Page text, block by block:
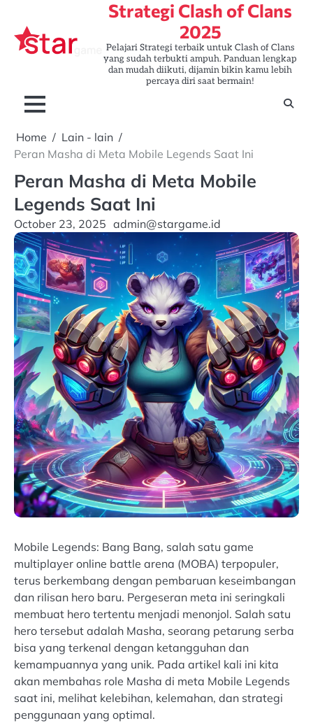
content
Strategi Clash of Clans
2025
Pelajari Strategi terbaik untuk Clash of Clans
yang sudah terbukti ampuh. Panduan lengkap
dan mudah diikuti, dijamin bikin kamu lebih
percaya diri saat bermain!
Home
Lain - lain
Peran Masha di Meta Mobile Legends Saat Ini
Peran Masha di Meta Mobile
Legends Saat Ini
October 23, 2025 admin@stargame.id
Mobile Legends: Bang Bang, salah satu game
multiplayer online battle arena (MOBA) terpopuler,
terus berkembang dengan pembaruan keseimbangan
dan rilisan hero baru. Pergeseran meta ini seringkali
membuat hero tertentu menjadi menonjol. Salah satu
hero tersebut adalah Masha, seorang petarung serba
bisa yang terkenal dengan ketangguhan dan
kemampuannya yang unik. Pada artikel kali ini kita
akan membahas role Masha di meta Mobile Legends
saat ini, melihat kelebihan, kelemahan, dan strategi
penggunaan yang optimal.